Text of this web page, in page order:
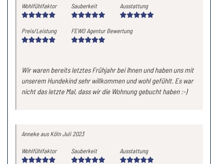
Wohlfühlfaktor Sauberkeit Ausstattung
Preis/Leistung FEWO Agentur Bewertung
Wir waren bereits letztes Frühjahr bei Ihnen und haben uns mit
unserem Hundekind sehr willkommen und wohl gefühlt. Es war
nicht das letzte Mal, dass wir die Wohnung gebucht haben :-)
Annekeaus KölnJuli 2023
Wohlfühlfaktor Sauberkeit Ausstattung